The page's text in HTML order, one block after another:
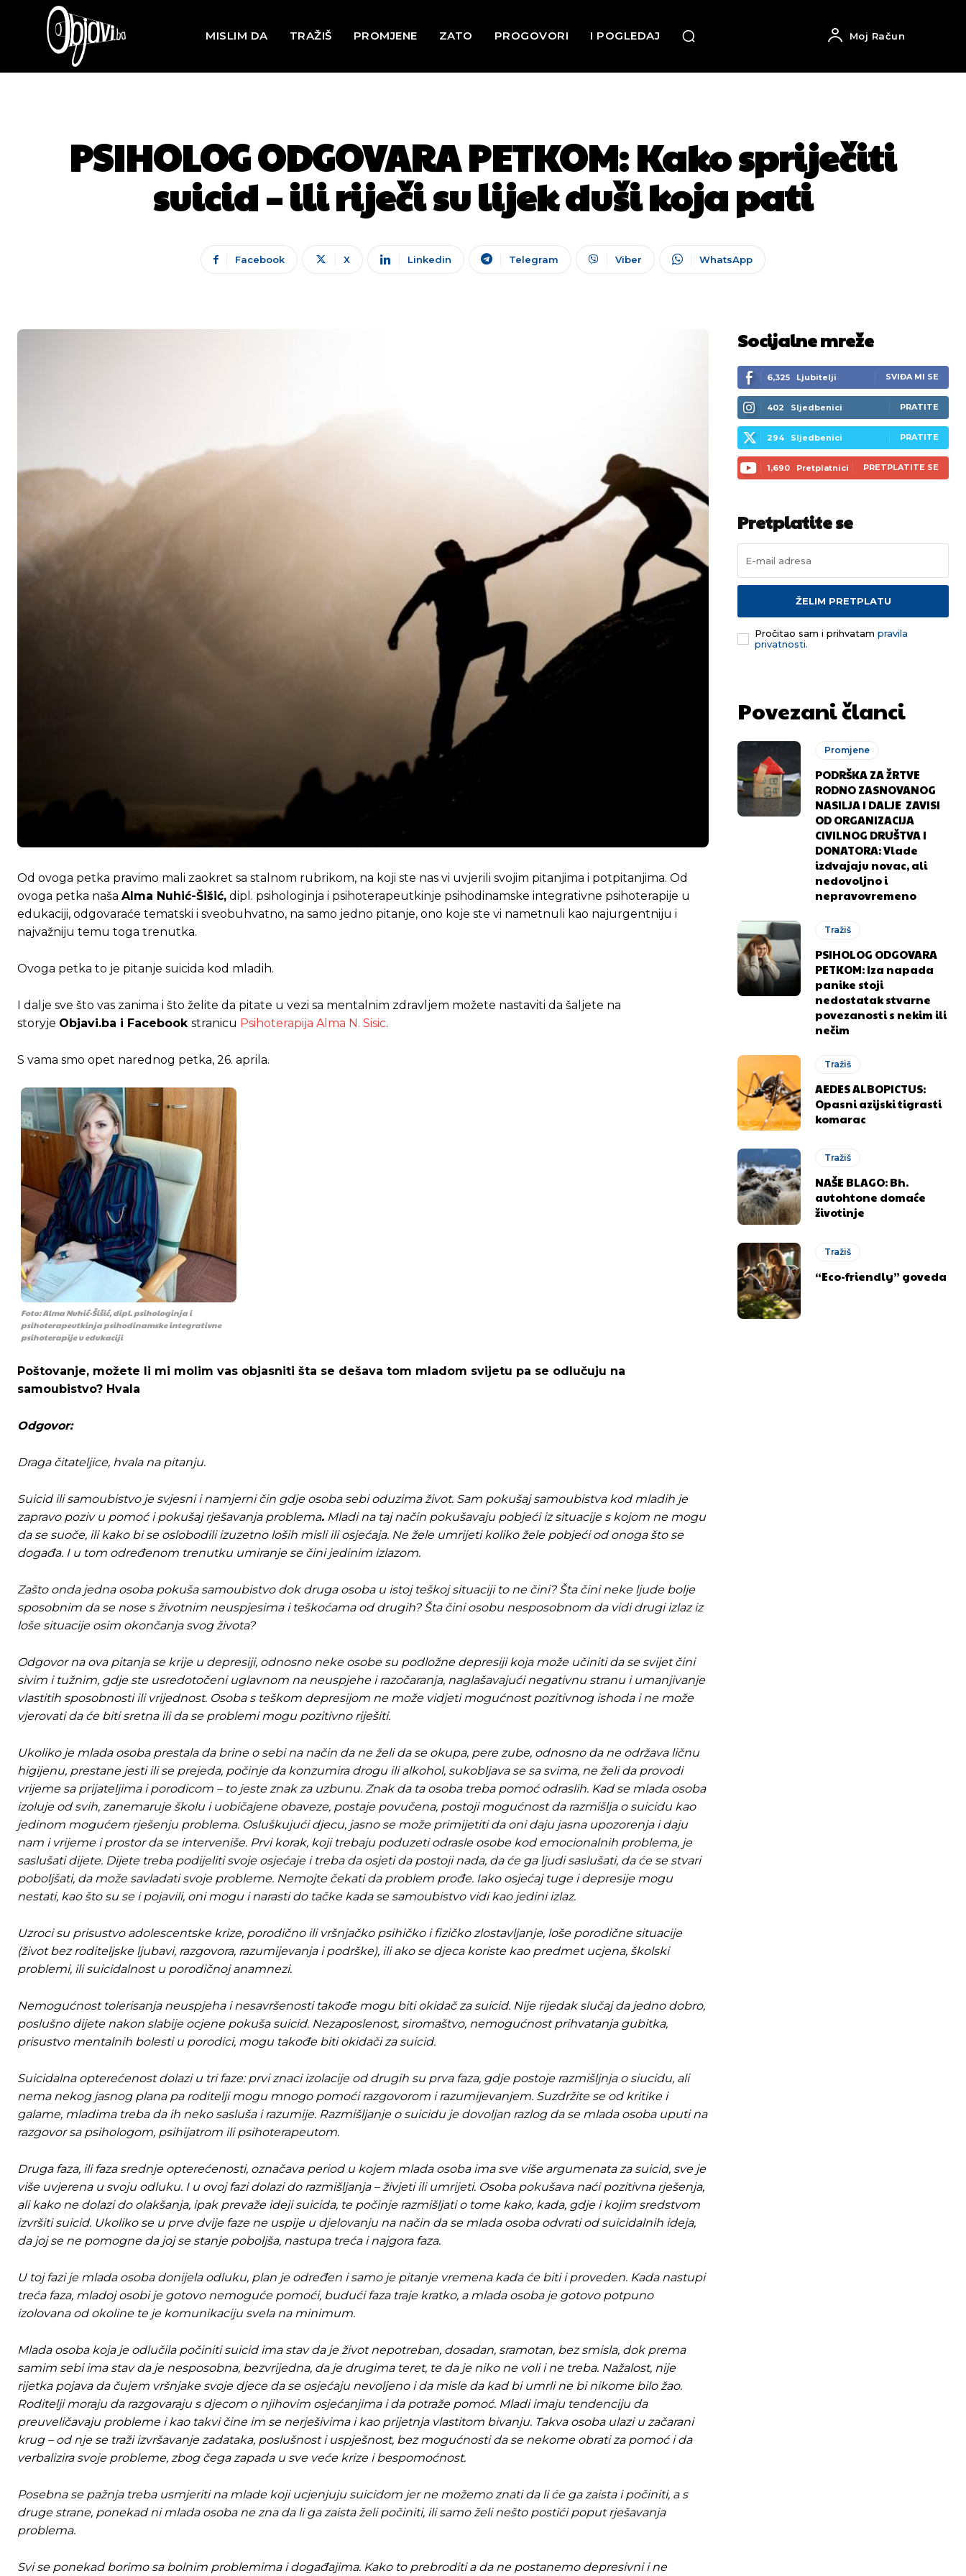
Pusti priču da živi!
Pusti priču da živi!
MISLIM DA TRAŽIŠ PROMJENE ZATO PROGOVORI I POGLEDAJ Moj Račun
PSIHOLOG ODGOVARA PETKOM: Kako spriječiti
suicid – ili riječi su lijek duši koja pati
Facebook X Linkedin Telegram Viber WhatsApp
Od ovoga petka pravimo mali zaokret sa stalnom rubrikom, na koji ste nas vi uvjerili svojim pitanjima i potpitanjima. Od
ovoga petka naša Alma Nuhić-Šišić, dipl. psihologinja i psihoterapeutkinje psihodinamske integrativne psihoterapije u
edukaciji, odgovaraće tematski i sveobuhvatno, na samo jedno pitanje, ono koje ste vi nametnuli kao najurgentniju i
najvažniju temu toga trenutka.
Ovoga petka to je pitanje suicida kod mladih.
I dalje sve što vas zanima i što želite da pitate u vezi sa mentalnim zdravljem možete nastaviti da šaljete na
storyje Objavi.ba i Facebook stranicu Psihoterapija Alma N. Sisic.
S vama smo opet narednog petka, 26. aprila.
Foto: Alma Nuhić-Šišić, dipl. psihologinja i
psihoterapeutkinja psihodinamske integrativne
psihoterapije u edukaciji
Poštovanje, možete li mi molim vas objasniti šta se dešava tom mladom svijetu pa se odlučuju na
samoubistvo? Hvala
Odgovor:
Draga čitateljice, hvala na pitanju.
Suicid ili samoubistvo je svjesni i namjerni čin gdje osoba sebi oduzima život. Sam pokušaj samoubistva kod mladih je
zapravo poziv u pomoć i pokušaj rješavanja problema. Mladi na taj način pokušavaju pobjeći iz situacije s kojom ne mogu
da se suoče, ili kako bi se oslobodili izuzetno loših misli ili osjećaja. Ne žele umrijeti koliko žele pobjeći od onoga što se
događa. I u tom određenom trenutku umiranje se čini jedinim izlazom.
Zašto onda jedna osoba pokuša samoubistvo dok druga osoba u istoj teškoj situaciji to ne čini? Šta čini neke ljude bolje
sposobnim da se nose s životnim neuspjesima i teškoćama od drugih? Šta čini osobu nesposobnom da vidi drugi izlaz iz
loše situacije osim okončanja svog života?
Odgovor na ova pitanja se krije u depresiji, odnosno neke osobe su podložne depresiji koja može učiniti da se svijet čini
sivim i tužnim, gdje ste usredotočeni uglavnom na neuspjehe i razočaranja, naglašavajući negativnu stranu i umanjivanje
vlastitih sposobnosti ili vrijednost. Osoba s teškom depresijom ne može vidjeti mogućnost pozitivnog ishoda i ne može
vjerovati da će biti sretna ili da se problemi mogu pozitivno riješiti.
Ukoliko je mlada osoba prestala da brine o sebi na način da ne želi da se okupa, pere zube, odnosno da ne održava ličnu
higijenu, prestane jesti ili se prejeda, počinje da konzumira drogu ili alkohol, sukobljava se sa svima, ne želi da provodi
vrijeme sa prijateljima i porodicom – to jeste znak za uzbunu. Znak da ta osoba treba pomoć odraslih. Kad se mlada osoba
izoluje od svih, zanemaruje školu i uobičajene obaveze, postaje povučena, postoji mogućnost da razmišlja o suicidu kao
jedinom mogućem rješenju problema. Osluškujući djecu, jasno se može primijetiti da oni daju jasna upozorenja i daju
nam i vrijeme i prostor da se interveniše. Prvi korak, koji trebaju poduzeti odrasle osobe kod emocionalnih problema, je
saslušati dijete. Dijete treba podijeliti svoje osjećaje i treba da osjeti da postoji nada, da će ga ljudi saslušati, da će se stvari
poboljšati, da može savladati svoje probleme. Nemojte čekati da problem prođe. Iako osjećaj tuge i depresije mogu
nestati, kao što su se i pojavili, oni mogu i narasti do tačke kada se samoubistvo vidi kao jedini izlaz.
Uzroci su prisustvo adolescentske krize, porodično ili vršnjačko psihičko i fizičko zlostavljanje, loše porodične situacije
(život bez roditeljske ljubavi, razgovora, razumijevanja i podrške), ili ako se djeca koriste kao predmet ucjena, školski
problemi, ili suicidalnost u porodičnoj anamnezi.
Nemogućnost tolerisanja neuspjeha i nesavršenosti takođe mogu biti okidač za suicid. Nije rijedak slučaj da jedno dobro,
poslušno dijete nakon slabije ocjene pokuša suicid. Nezaposlenost, siromaštvo, nemogućnost prihvatanja gubitka,
prisustvo mentalnih bolesti u porodici, mogu takođe biti okidači za suicid.
Suicidalna opterećenost dolazi u tri faze: prvi znaci izolacije od drugih su prva faza, gdje postoje razmišljnja o siucidu, ali
nema nekog jasnog plana pa roditelji mogu mnogo pomoći razgovorom i razumijevanjem. Suzdržite se od kritike i
galame, mladima treba da ih neko sasluša i razumije. Razmišljanje o suicidu je dovoljan razlog da se mlada osoba uputi na
razgovor sa psihologom, psihijatrom ili psihoterapeutom.
Druga faza, ili faza srednje opterećenosti, označava period u kojem mlada osoba ima sve više argumenata za suicid, sve je
više uvjerena u svoju odluku. I u ovoj fazi dolazi do razmišljanja – živjeti ili umrijeti. Osoba pokušava naći pozitivna rješenja,
ali kako ne dolazi do olakšanja, ipak prevaže ideji suicida, te počinje razmišljati o tome kako, kada, gdje i kojim sredstvom
izvršiti suicid. Ukoliko se u prve dvije faze ne uspije u djelovanju na način da se mlada osoba odvrati od suicidalnih ideja,
da joj se ne pomogne da joj se stanje poboljša, nastupa treća i najgora faza.
U toj fazi je mlada osoba donijela odluku, plan je određen i samo je pitanje vremena kada će biti i proveden. Kada nastupi
treća faza, mladoj osobi je gotovo nemoguće pomoći, budući faza traje kratko, a mlada osoba je gotovo potpuno
izolovana od okoline te je komunikaciju svela na minimum.
Mlada osoba koja je odlučila počiniti suicid ima stav da je život nepotreban, dosadan, sramotan, bez smisla, dok prema
samim sebi ima stav da je nesposobna, bezvrijedna, da je drugima teret, te da je niko ne voli i ne treba. Nažalost, nije
rijetka pojava da čujem vršnjake svoje djece da se osjećaju nevoljeno i da misle da kad bi umrli ne bi nikome bilo žao.
Roditelji moraju da razgovaraju s djecom o njihovim osjećanjima i da potraže pomoć. Mladi imaju tendenciju da
preuveličavaju probleme i kao takvi čine im se nerješivima i kao prijetnja vlastitom bivanju. Takva osoba ulazi u začarani
krug – od nje se traži izvršavanje zadataka, poslušnost i uspješnost, bez mogućnosti da se nekome obrati za pomoć i da
verbalizira svoje probleme, zbog čega zapada u sve veće krize i bespomoćnost.
Posebna se pažnja treba usmjeriti na mlade koji ucjenjuju suicidom jer ne možemo znati da li će ga zaista i počiniti, a s
druge strane, ponekad ni mlada osoba ne zna da li ga zaista želi počiniti, ili samo želi nešto postići poput rješavanja
problema.
Svi se ponekad borimo sa bolnim problemima i događajima. Kako to prebroditi a da ne postanemo depresivni i ne
Socijalne mreže
6,325 Ljubitelji SVIĐA MI SE
402 Sljedbenici PRATITE
294 Sljedbenici PRATITE
1,690 Pretplatnici PRETPLATITE SE
Pretplatite se
ŽELIM PRETPLATU
Pročitao sam i prihvatam pravila
privatnosti.
Povezani članci
Promjene
PODRŠKA ZA ŽRTVE
RODNO ZASNOVANOG
NASILJA I DALJE ZAVISI
OD ORGANIZACIJA
CIVILNOG DRUŠTVA I
DONATORA: Vlade
izdvajaju novac, ali
nedovoljno i
nepravovremeno
Tražiš
PSIHOLOG ODGOVARA
PETKOM: Iza napada
panike stoji
nedostatak stvarne
povezanosti s nekim ili
nečim
Tražiš
AEDES ALBOPICTUS:
Opasni azijski tigrasti
komarac
Tražiš
NAŠE BLAGO: Bh.
autohtone domaće
životinje
Tražiš
“Eco-friendly” goveda